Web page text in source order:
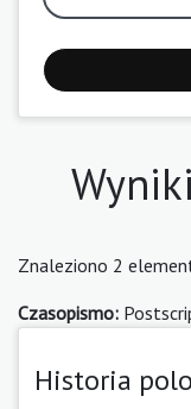
Znaleziono 2
Czasopismo:
Historia